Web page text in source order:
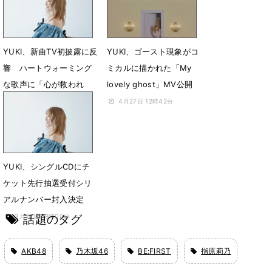
YUKI、新曲TV初披露に反
響 ハートウォーミング
な歌声に「心が救われ
4月30日 22時36分
YUKI、ゴースト現象がコ
ミカルに描かれた「My
lovely ghost」MV公開
4月27日 12時42分
YUKI、シングルCDにチ
ケット先行抽選受付シリ
アルナンバー封入決定
3月10日 18時00分
話題のタグ
AKB48 乃木坂46 BE:FIRST 指原莉乃